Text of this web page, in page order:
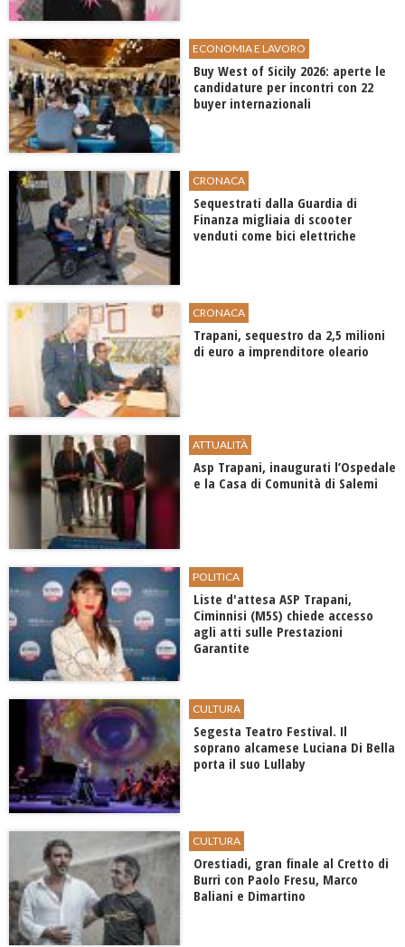
ECONOMIA E LAVORO
Buy West of Sicily 2026: aperte le
candidature per incontri con 22
buyer internazionali
CRONACA
Sequestrati dalla Guardia di
Finanza migliaia di scooter
venduti come bici elettriche
CRONACA
Trapani, sequestro da 2,5 milioni
di euro a imprenditore oleario
ATTUALITÀ
Asp Trapani, inaugurati l’Ospedale
e la Casa di Comunità di Salemi
POLITICA
Liste d'attesa ASP Trapani,
Ciminnisi (M5S) chiede accesso
agli atti sulle Prestazioni
Garantite
CULTURA
Segesta Teatro Festival. Il
soprano alcamese Luciana Di Bella
porta il suo Lullaby
CULTURA
Orestiadi, gran finale al Cretto di
Burri con Paolo Fresu, Marco
Baliani e Dimartino